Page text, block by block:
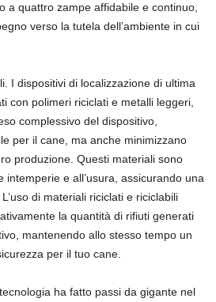
a quattro zampe affidabile e continuo,
verso la tutela dell’ambiente in cui
I dispositivi di localizzazione di ultima
con polimeri riciclati e metalli leggeri,
complessivo del dispositivo,
per il cane, ma anche minimizzano
produzione. Questi materiali sono
intemperie e all’usura, assicurando una
di materiali riciclati e riciclabili
la quantità di rifiuti generati
mantenendo allo stesso tempo un
per il tuo cane.
ha fatto passi da gigante nel